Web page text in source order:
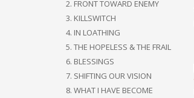
FRONT TOWARD ENEMY
KILLSWITCH
IN LOATHING
THE HOPELESS & THE FRAIL
BLESSINGS
SHIFTING OUR VISION
WHAT I HAVE BECOME